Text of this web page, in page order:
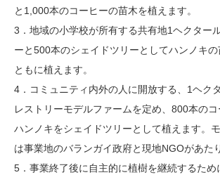
と1,000本のコーヒーの苗木を植えます。
3．地域の小学校が所有する共有地1ヘクター
ーと500本のシェイドツリーとしてハンノキの
ともに植えます。
4．コミュニティ内外の人に開放する、1ヘク
レストリーモデルファームを定め、800本の
ハンノキをシェイドツリーとして植えます。
は事業地のバランガイ政府と現地NGOがあた
5．事業終了後に自主的に植樹を継続するため